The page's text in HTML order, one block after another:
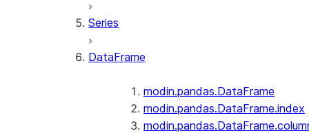
Series
DataFrame
modin.pandas.DataFrame
modin.pandas.DataFrame.index